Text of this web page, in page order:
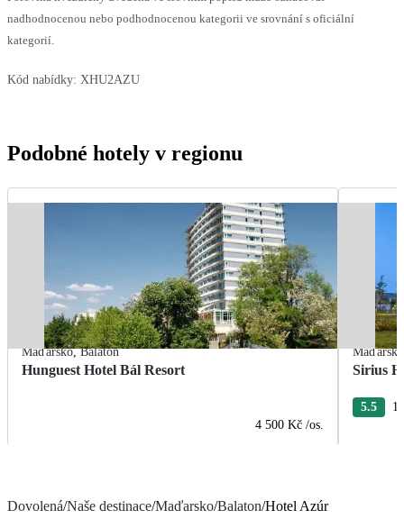
nadhodnocenou nebo podhodnocenou kategorii ve srovnání s oficiální
kategorií.
Kód nabídky: XHU2AZU
Podobné hotely v regionu
Maďarsko,Balaton
Hunguest Hotel Bál Resort
4 500 Kč /os.
Maďarsko
Sirius
5.5
Dovolená/Naše destinace/Maďarsko/Balaton/Hotel Azúr